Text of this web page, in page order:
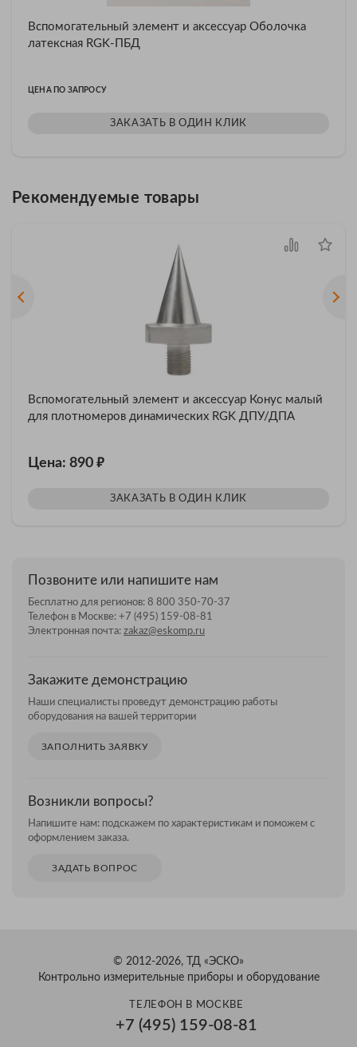
Вспомогательный элемент и аксессуар Оболочка
латексная RGK-ПБД
ЦЕНА ПО ЗАПРОСУ
ЗАКАЗАТЬ В ОДИН КЛИК
Рекомендуемые товары
Вспомогательный элемент и аксессуар Конус малый
для плотномеров динамических RGK ДПУ/ДПА
Цена: 890 ₽
ЗАКАЗАТЬ В ОДИН КЛИК
Позвоните или напишите нам
Бесплатно для регионов: 8 800 350-70-37
Телефон в Москве: +7 (495) 159-08-81
Электронная почта: zakaz@eskomp.ru
Закажите демонстрацию
Наши специалисты проведут демонстрацию работы
оборудования на вашей территории
ЗАПОЛНИТЬ ЗАЯВКУ
Возникли вопросы?
Напишите нам: подскажем по характеристикам и поможем с
оформлением заказа.
ЗАДАТЬ ВОПРОС
© 2012-2026, ТД «ЭСКО»
Контрольно измерительные приборы и оборудование
ТЕЛЕФОН В МОСКВЕ
+7 (495) 159-08-81